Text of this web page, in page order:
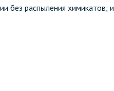
без распыления химикатов;